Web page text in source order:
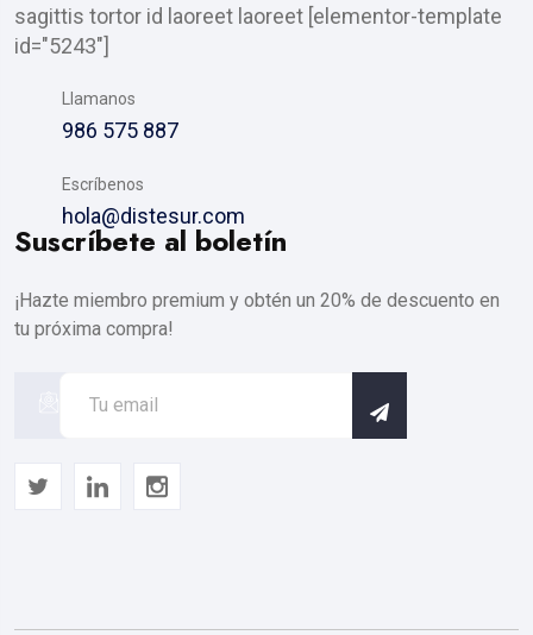
sagittis tortor id laoreet laoreet [elementor-template
id="5243"]
Llamanos
986 575 887
Escríbenos
hola@distesur.com
Suscríbete al boletín
¡Hazte miembro premium y obtén un 20% de descuento en
tu próxima compra!